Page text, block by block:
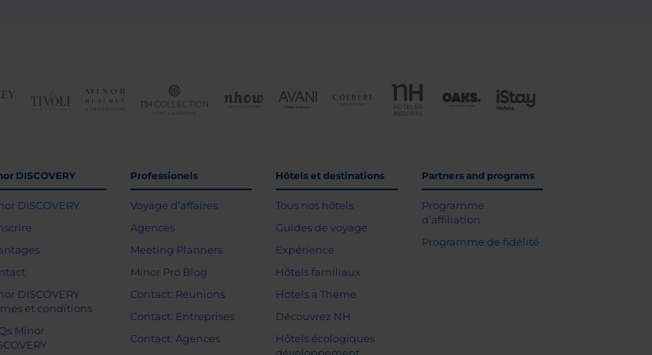
DISCOVERY
DISCOVERY
DISCOVERY
et conditions
Minor
Professionels
Voyage d’affaires
Agences
Meeting Planners
Minor Pro Blog
Contact: Réunions
Contact: Entreprises
Contact: Agences
Hôtels et destinations
Tous nos hôtels
Guides de voyage
Expérience
Hôtels familiaux
Hotels a Theme
Découvrez NH
Hôtels écologiques
Partners and programs
Programme
d’affiliation
Programme de fidélité